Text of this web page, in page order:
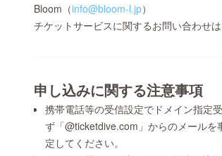
Bloom（info@bloom-l.jp）
チケットサービスに関するお問い合わせは
申し込みに関する注意事項
携帯電話等の受信設定でドメイン指定
ず「@ticketdive.com」からのメールを
定してください。